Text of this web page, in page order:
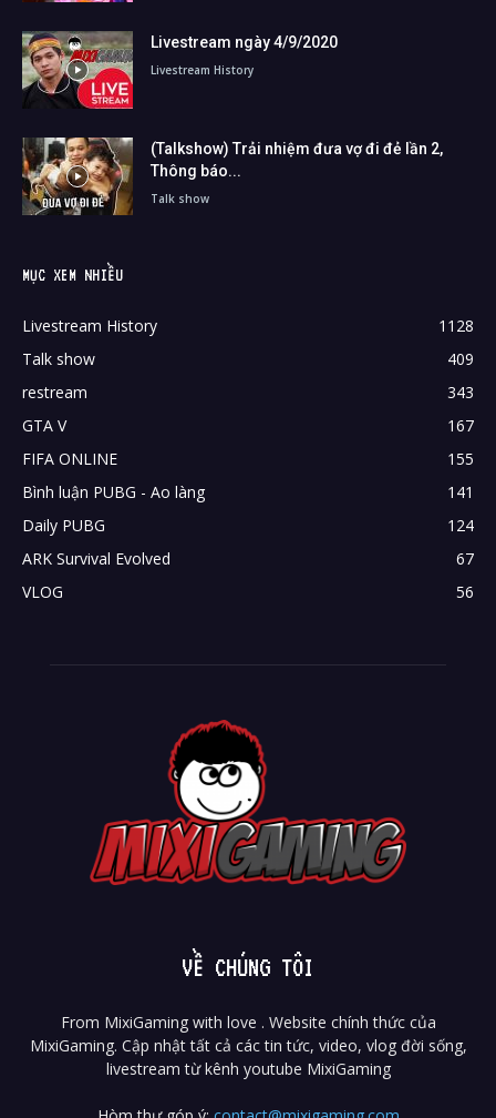
Livestream ngày 4/9/2020
Livestream History
(Talkshow) Trải nhiệm đưa vợ đi đẻ lần 2,
Thông báo...
Talk show
MỤC XEM NHIỀU
Livestream History
1128
Talk show
409
restream
343
GTA V
167
FIFA ONLINE
155
Bình luận PUBG - Ao làng
141
Daily PUBG
124
ARK Survival Evolved
67
VLOG
56
VỀ CHÚNG TÔI
From MixiGaming with love . Website chính thức của
MixiGaming. Cập nhật tất cả các tin tức, video, vlog đời sống,
livestream từ kênh youtube MixiGaming